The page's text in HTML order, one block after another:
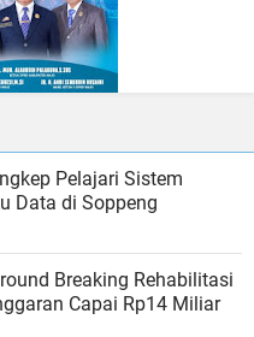
Pelajari Sistem
Data di Soppeng
Breaking Rehabilitasi
Capai Rp14 Miliar